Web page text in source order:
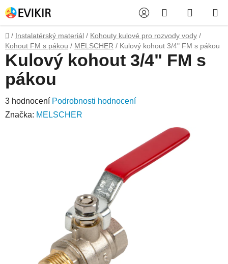
na
obsah
Hledat
KOŠÍK
Domů
/ Instalatérský materiál / Kohouty kulové pro rozvody vody /
Kohout FM s pákou / MELSCHER / Kulový kohout 3/4" FM s pákou
Kulový kohout 3/4" FM s
pákou
Průměrné
hodnocení
3 hodnocení Podrobnosti hodnocení
Značka: MELSCHER